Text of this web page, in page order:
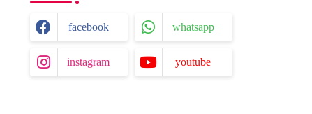
facebook whatsapp
instagram youtube